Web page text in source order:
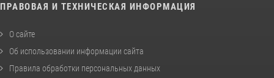
ПРАВОВАЯ И ТЕХНИЧЕСКАЯ ИНФОРМАЦИЯ
О сайте
Об использовании информации сайта
Правила обработки персональных данных